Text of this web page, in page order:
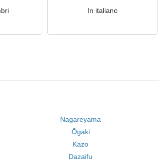
In italiano
Nagareyama
Ōgaki
Kazo
Dazaifu